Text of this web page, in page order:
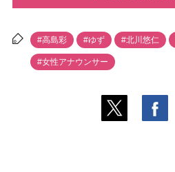
#高島彩 #ゆず #北川悠仁
#女性アナウンサー